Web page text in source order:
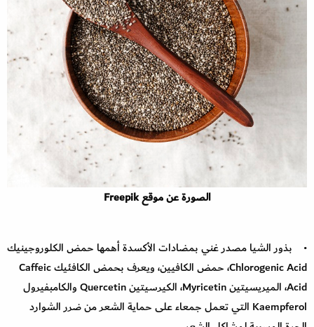
الصورة عن موقع Freepik
• بذور الشيا مصدر غني بمضادات الأكسدة أهمها حمض الكلوروجينيك
Chlorogenic Acid، حمض الكافيين، ويعرف بحمض الكافئيك Caffeic
Acid، الميريسيتين Myricetin، الكيرسيتين Quercetin والكامبفيرول
Kaempferol التي تعمل جمعاء على حماية الشعر من ضرر الشوارد